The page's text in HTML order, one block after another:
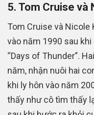
5. Tom Cruise và
Tom Cruise và Nicole
vào năm 1990 sau
“Days of Thunder”.
năm, nhận nuôi hai
khi ly hôn vào năm
thấy như cô tìm thấy